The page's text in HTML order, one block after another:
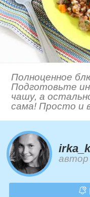
Полноценное
Подготовьте
чашу, а
сама! Просто и